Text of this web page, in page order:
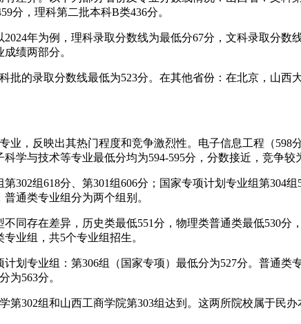
分，理科第二批本科B类436分。
年为例，理科录取分数线为最低分67分，文科录取分数
绩两部分。
的录取分数线最低为523分。在其他省份：在北京，山西
业，反映出其热门程度和竞争激烈性。电子信息工程（
学与技术等专业最低分均为594-595分，分数接近，竞争较
302组618分、第301组606分；国家专项计划专业组第304
通类专业组分为两个组别。
同存在差异，历史类最低551分，物理类普通类最低530分
业组，共5个专业组招生。
划专业组：第306组（国家专项）最低分为527分。普通类
为563分。
第302组和山西工商学院第303组达到。这两所院校属于民